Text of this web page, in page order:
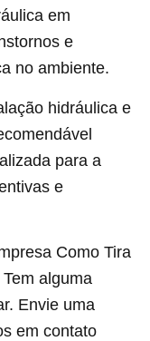
em
e
no ambiente.
hidráulica e
para a
e
Como Tira
alguma
Envie uma
em contato